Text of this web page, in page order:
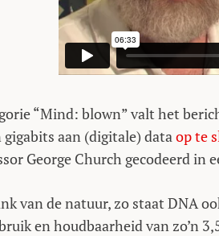
“Mind: blown” valt het
aan (digitale) dataop te
George Church gecodeerd in
van de natuur, zo staat DNA
en houdbaarheid van zo’n